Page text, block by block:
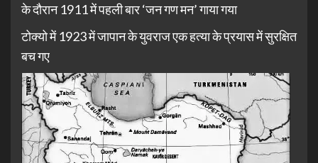
के दौरान 1911 में पहली बार ‘जन गण मन’ गाया गया
टोक्यो में 1923 में जापान के युवराज एक हत्या के प्रयास में सुरक्षित
बच गए